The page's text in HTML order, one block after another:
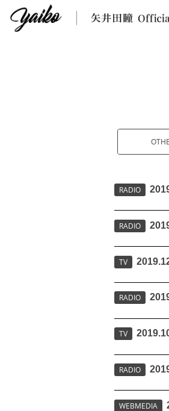
RADIO
RADIO
TV
RADIO
TV
RADIO
WEBMEDIA